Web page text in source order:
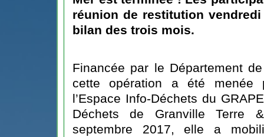
réunion de restitution
bilan des trois mois.
Financée par le Département
cette opération a été menée
l’Espace Info-Déchets du GRAPE
Déchets de Granville Terre
septembre 2017, elle a